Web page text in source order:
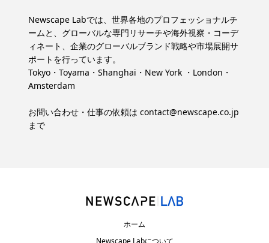
Newscape Labでは、世界各地のプロフェッショナルチ
ームと、グローバルな専門リサーチや海外視察・コーデ
ィネート、企業のグローバルブランド戦略や市場展開サ
ポートを行っています。
Tokyo・Toyama・Shanghai・New York ・London・
Amsterdam
お問い合わせ・仕事の依頼は contact@newscape.co.jp
まで
ホーム